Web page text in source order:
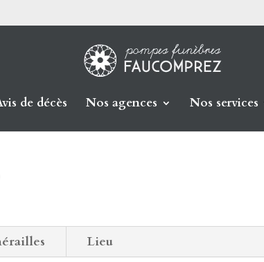
de décès Nos agences Nos services
Lieu